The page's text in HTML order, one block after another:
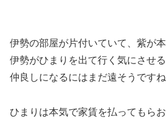
伊勢の部屋が片付いていて、紫が
伊勢がひまりを出て行く気にさせ
仲良しになるにはまだ遠そうですね
ひまりは本気で家賃を払ってもら